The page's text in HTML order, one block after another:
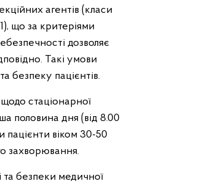
агентів (класи
що за критеріями
дозволяє
Такі умови
безпеку пацієнтів.
стаціонарної
половина дня (від 8.00
пацієнти віком 30-50
захворювання.
безпеки медичної